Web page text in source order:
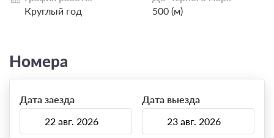
Круглый год
500 (м)
Номера
Дата заезда Дата выезда